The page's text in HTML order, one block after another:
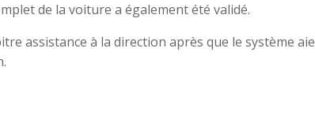
de la voiture a également été validé.
assistance à la direction après que le système aie